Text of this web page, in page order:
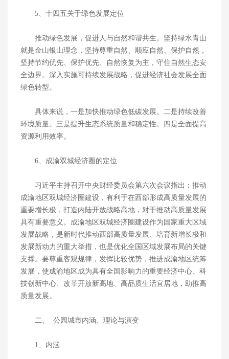
5、十四五关于绿色发展定位
推动绿色发展，促进人与自然和谐共生。坚持绿水青山
就是金山银山理念，坚持尊重自然、顺应自然、保护自然，
坚持节约优先、保护优先、自然恢复为主，守住自然生态安
全边界。深入实施可持续发展战略，促进经济社会发展全面
绿色转型。
具体来说，一是加快推动绿色低碳发展。二是持续改善
环境质量。三是提升生态系统质量和稳定性。四是全面提高
资源利用效率。
6、成渝双城经济圈的定位
习近平主持召开中央财经委员会第六次会议指出：推动
成渝地区双城经济圈建设，有利于在西部形成高质量发展的
重要增长极，打造内陆开放战略高地，对于推动高质量发展
具有重要意义。成渝地区双城经济圈建设作为国家重大区域
发展战略，是新时代推动西部高质量发展、培育新增长极和
发展新动力的重大举措，也是优化全国区域发展布局的关键
支撑。要尊重客观规律，发挥比较优势，推进成渝地区统筹
发展，使成渝地区成为具有全国影响力的重要经济中心、科
技创新中心、改革开放新高地、高品质生活宜居地，助推高
质量发展。
二、 公园城市内涵、理论与演变
1、内涵